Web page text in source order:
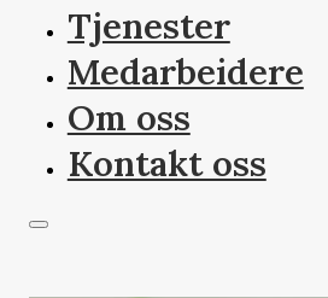
Tjenester
Medarbeidere
Om oss
Kontakt oss